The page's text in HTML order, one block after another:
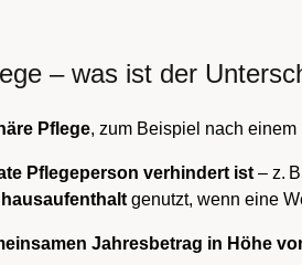
– was ist der
Pflege, zum Beispiel nach
Pflegeperson verhindert ist – z.
genutzt, wenn eine
Jahresbetrag in Höhe